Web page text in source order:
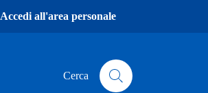
Accedi all'area personale
Cerca